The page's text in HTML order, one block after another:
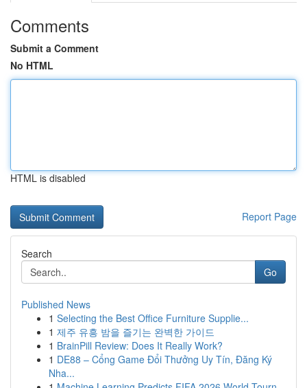
Comments
Submit a Comment
No HTML
HTML is disabled
Report Page
Search
Go
Published News
1 Selecting the Best Office Furniture Supplie...
1 제주 유흥 밤을 즐기는 완벽한 가이드
1 BrainPill Review: Does It Really Work?
1 DE88 – Cổng Game Đổi Thưởng Uy Tín, Đăng Ký
Nha...